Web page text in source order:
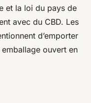
et la loi du pays de
avec du CBD. Les
d’emporter
emballage ouvert en